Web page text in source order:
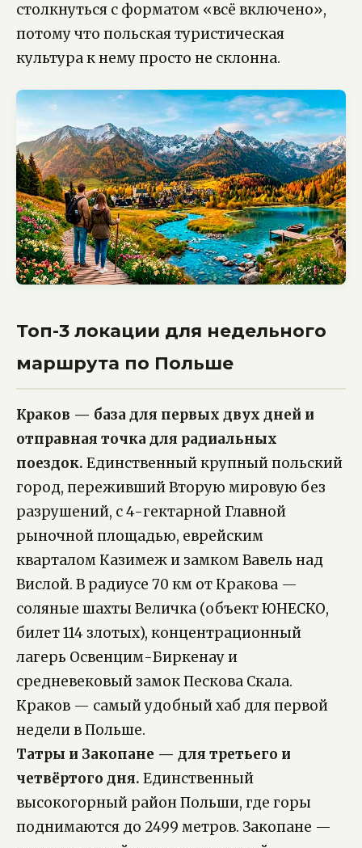
столкнуться с форматом «всё включено»,
потому что польская туристическая
культура к нему просто не склонна.
Топ-3 локации для недельного
маршрута по Польше
Краков — база для первых двух дней и
отправная точка для радиальных
поездок. Единственный крупный польский
город, переживший Вторую мировую без
разрушений, с 4-гектарной Главной
рыночной площадью, еврейским
кварталом Казимеж и замком Вавель над
Вислой. В радиусе 70 км от Кракова —
соляные шахты Величка (объект ЮНЕСКО,
билет 114 злотых), концентрационный
лагерь Освенцим-Биркенау и
средневековый замок Пескова Скала.
Краков — самый удобный хаб для первой
недели в Польше.
Татры и Закопане — для третьего и
четвёртого дня. Единственный
высокогорный район Польши, где горы
поднимаются до 2499 метров. Закопане —